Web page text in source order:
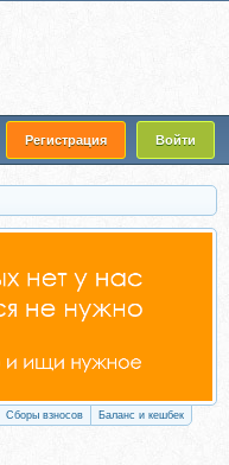
Регистрация Войти
Сборы взносов Баланс и кешбек